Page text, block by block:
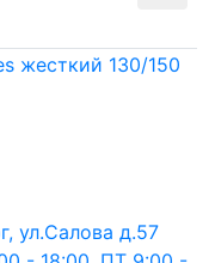
жесткий 130/150
ул.Салова д.57